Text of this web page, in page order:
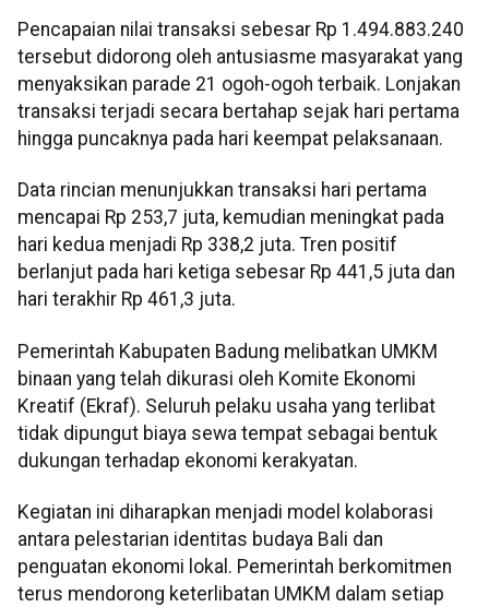
Pencapaian nilai transaksi sebesar Rp 1.494.883.240
tersebut didorong oleh antusiasme masyarakat yang
menyaksikan parade 21 ogoh-ogoh terbaik. Lonjakan
transaksi terjadi secara bertahap sejak hari pertama
hingga puncaknya pada hari keempat pelaksanaan.
Data rincian menunjukkan transaksi hari pertama
mencapai Rp 253,7 juta, kemudian meningkat pada
hari kedua menjadi Rp 338,2 juta. Tren positif
berlanjut pada hari ketiga sebesar Rp 441,5 juta dan
hari terakhir Rp 461,3 juta.
Pemerintah Kabupaten Badung melibatkan UMKM
binaan yang telah dikurasi oleh Komite Ekonomi
Kreatif (Ekraf). Seluruh pelaku usaha yang terlibat
tidak dipungut biaya sewa tempat sebagai bentuk
dukungan terhadap ekonomi kerakyatan.
Kegiatan ini diharapkan menjadi model kolaborasi
antara pelestarian identitas budaya Bali dan
penguatan ekonomi lokal. Pemerintah berkomitmen
terus mendorong keterlibatan UMKM dalam setiap